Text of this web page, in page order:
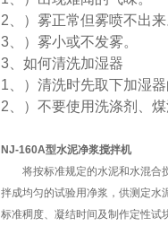
2、）雾正常但雾喷不出
3、）雾小或不发雾。
3、如何清洗加湿器
1、）清洗时先取下加湿
2、）不要使用洗涤剂、
NJ-160A型水泥净浆搅拌机
将按标准规定的水泥和水混合
拌成均匀的试验用净浆，供测定水
标准稠度、凝结时间及制作定性试